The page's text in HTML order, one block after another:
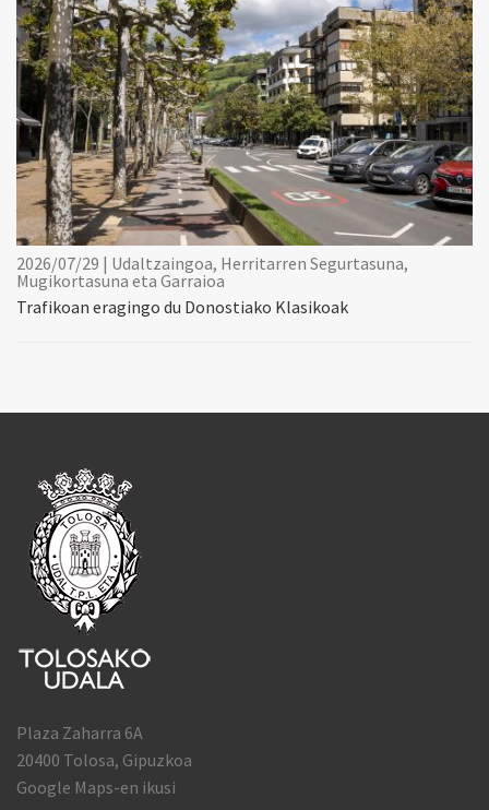
2026/07/29 | Udaltzaingoa, Herritarren Segurtasuna,
Mugikortasuna eta Garraioa
Trafikoan eragingo du Donostiako Klasikoak
Plaza Zaharra 6A
20400 Tolosa, Gipuzkoa
Google Maps-en ikusi